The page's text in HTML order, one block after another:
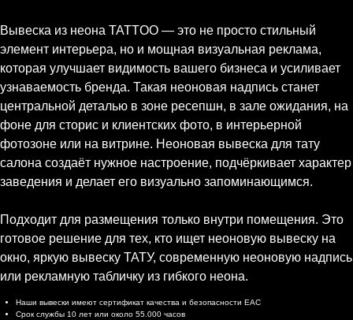
Вывеска из неона TATTOO — это не просто стильный
элемент интерьера, но и мощная визуальная реклама,
которая улучшает видимость вашего бизнеса и усиливает
узнаваемость бренда. Такая неоновая надпись станет
центральной деталью в зоне ресепшн, в зале ожидания, на
фоне для сторис и клиентских фото, в интерьерной
фотозоне или на витрине. Неоновая вывеска для тату
салона создаёт нужное настроение, подчёркивает характер
заведения и делает его визуально запоминающимся.
Подходит для размещения только внутри помещения. Это
готовое решение для тех, кто ищет неоновую вывеску на
окно, яркую вывеску ТАТУ, современную неоновую надпись
или рекламную табличку из гибкого неона.
Наши вывески имеют сертификат качества и безопасности EAC
Срок службы 10 лет или около 55.000 часов